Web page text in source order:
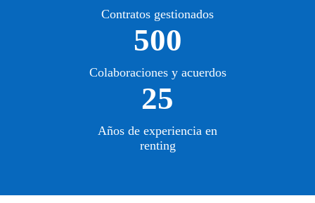
Contratos gestionados
500
Colaboraciones y acuerdos
25
Años de experiencia en
renting